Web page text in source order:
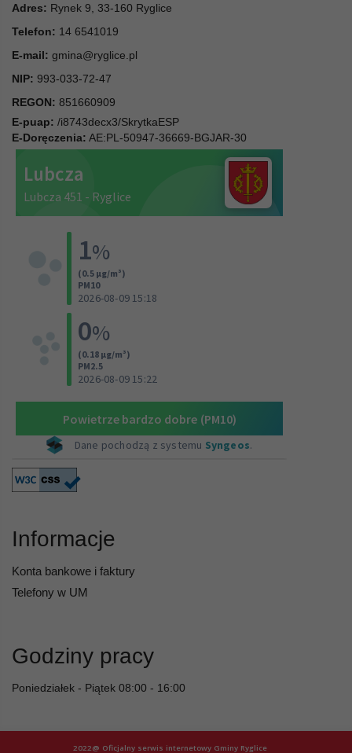
Adres: Rynek 9, 33-160 Ryglice
Telefon: 14 6541019
E-mail: gmina@ryglice.pl
NIP: 993-033-72-47
REGON: 851660909
E-puap: /i8743decx3/SkrytkaESP
E-Doręczenia: AE:PL-50947-36669-BGJAR-30
Informacje
Konta bankowe i faktury
Telefony w UM
Godziny pracy
Poniedziałek - Piątek 08:00 - 16:00
2022@ Oficjalny serwis internetowy Gminy Ryglice